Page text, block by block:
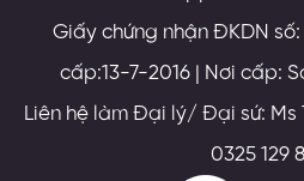
Giấy chứng nhận ĐKDN
cấp:13-7-2016 | Nơi cấp:
Liên hệ làm Đại lý/ Đại sứ: Ms
0325 129